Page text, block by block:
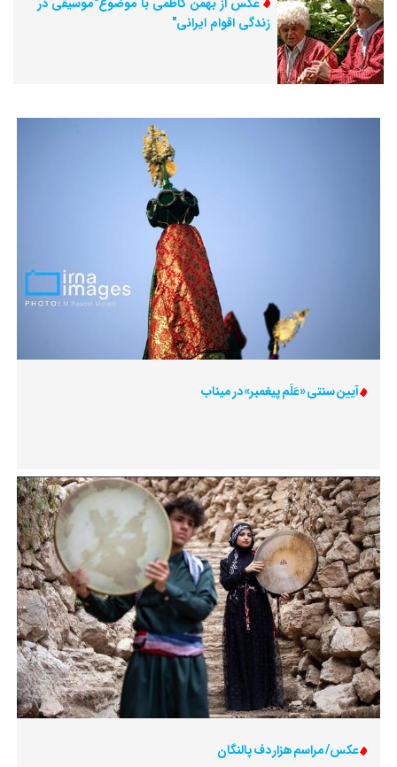
زندگی اقوام ایرانی"
آیین سنتی «عَلَم پیغمبر» در میناب
عکس/ مراسم هزار دف پالنگان